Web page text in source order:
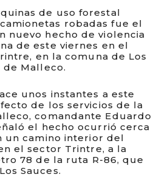
de uso forestal
robadas fue el
nuevo hecho de violencia
de este viernes en el
en la comuna de Los
de Malleco.
unos instantes a este
de los servicios de la
comandante Eduardo
el hecho ocurrió cerca
un camino interior del
el sector Trintre, a la
78 de la ruta R-86, que
Sauces.